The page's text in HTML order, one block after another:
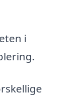
i